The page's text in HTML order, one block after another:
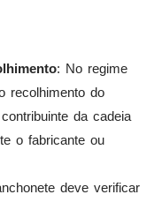
: No regime
recolhimento do
da cadeia
o fabricante ou
deve verificar